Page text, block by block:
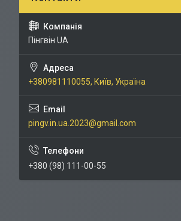
Пінгвін UA
+380981110055, Київ, Україна
pingv.in.ua.2023@gmail.com
+380 (98) 111-00-55